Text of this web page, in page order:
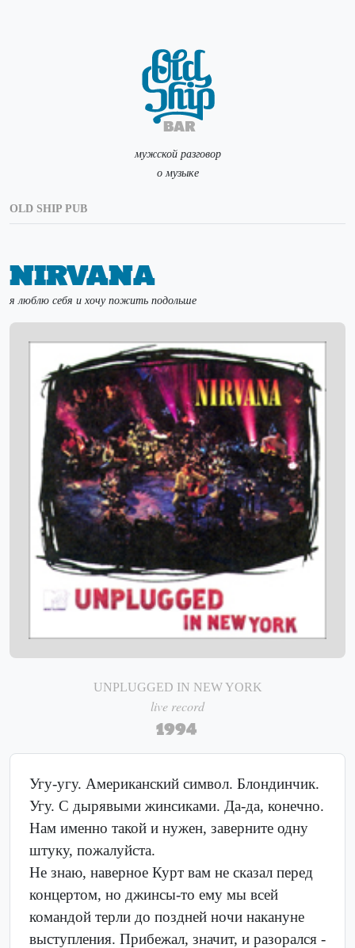
мужской разговор
о музыке
OLD SHIP PUB
Nirvana
я люблю себя и хочу пожить подольше
UNPLUGGED IN NEW YORK
live record
1994
Угу-угу. Американский символ. Блондинчик.
Угу. С дырявыми жинсиками. Да-да, конечно.
Нам именно такой и нужен, заверните одну
штуку, пожалуйста.
Не знаю, наверное Курт вам не сказал перед
концертом, но джинсы-то ему мы всей
командой терли до поздней ночи накануне
выступления. Прибежал, значит, и разорался -